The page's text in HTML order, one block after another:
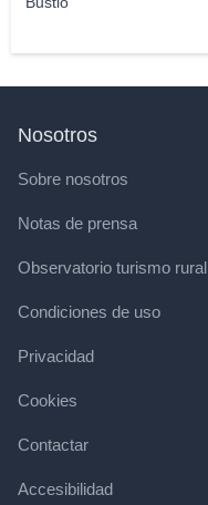
Nosotros
Sobre nosotros
Notas de prensa
Observatorio turismo rural
Condiciones de uso
Privacidad
Cookies
Contactar
Accesibilidad